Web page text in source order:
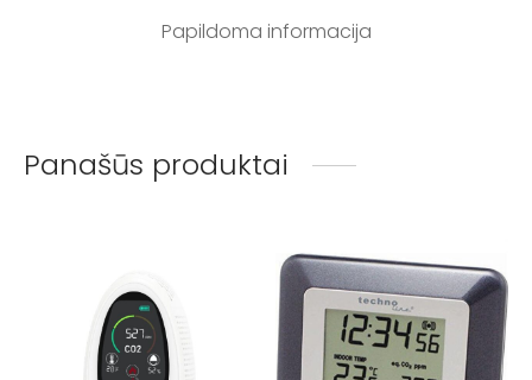
Papildoma informacija
Panašūs produktai